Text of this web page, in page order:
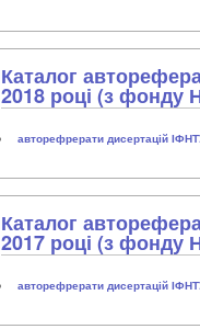
Каталог
2018 році (з фонду
авторефрерати дисертацій
Каталог
2017 році (з фонду
авторефрерати дисертацій